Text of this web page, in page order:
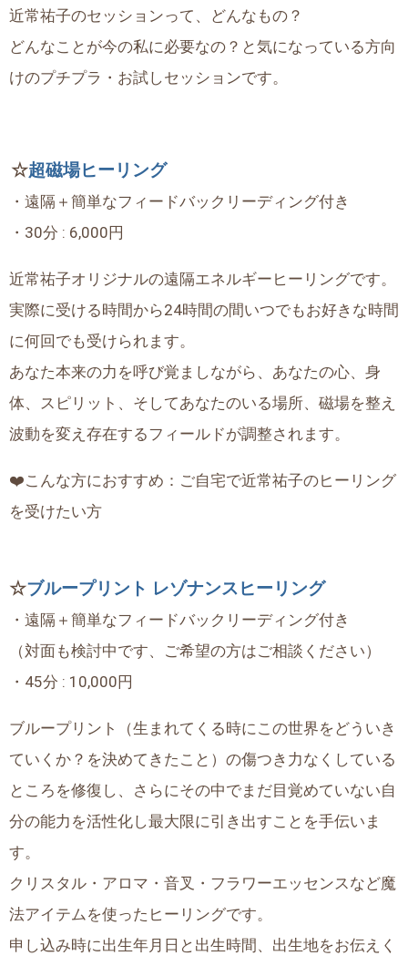
近常祐子のセッションって、どんなもの？
どんなことが今の私に必要なの？と気になっている方向
けのプチプラ・お試しセッションです。
☆超磁場ヒーリング
・遠隔＋簡単なフィードバックリーディング付き
・30分 : 6,000円
近常祐子オリジナルの遠隔エネルギーヒーリングです。
実際に受ける時間から24時間の間いつでもお好きな時間
に何回でも受けられます。
あなた本来の力を呼び覚ましながら、あなたの心、身
体、スピリット、そしてあなたのいる場所、磁場を整え
波動を変え存在するフィールドが調整されます。
❤️こんな方におすすめ：ご自宅で近常祐子のヒーリング
を受けたい方
☆ブループリント レゾナンスヒーリング
・遠隔＋簡単なフィードバックリーディング付き
（対面も検討中です、ご希望の方はご相談ください）
・45分 : 10,000円
ブループリント（生まれてくる時にこの世界をどういき
ていくか？を決めてきたこと）の傷つき力なくしている
ところを修復し、さらにその中でまだ目覚めていない自
分の能力を活性化し最大限に引き出すことを手伝いま
す。
クリスタル・アロマ・音叉・フラワーエッセンスなど魔
法アイテムを使ったヒーリングです。
申し込み時に出生年月日と出生時間、出生地をお伝えく